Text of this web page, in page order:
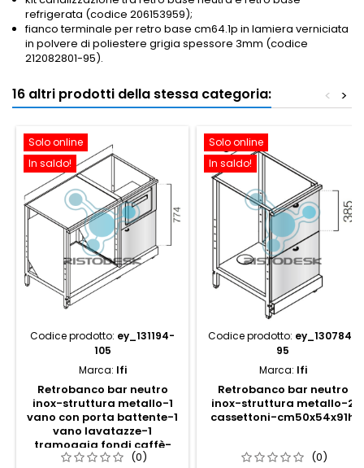
refrigerata (codice 206153959);
fianco terminale per retro base cm64.1p in lamiera verniciata
in polvere di poliestere grigia spessore 3mm (codice
212082801-95).
16 altri prodotti della stessa categoria: >
<
Solo online
In saldo!
Codice prodotto: ey_131194-
105
Marca: Ifi
Retrobanco bar neutro
inox-struttura metallo-1
vano con porta battente-1
vano lavatazze-1
tramoggia fondi caffè-
cm125x64x101h
(0)
Solo online
In saldo!
Codice prodotto: ey_130784-
95
Marca: Ifi
Retrobanco bar neutro
inox-struttura metallo-2
cassettoni-cm50x54x91h
(0)